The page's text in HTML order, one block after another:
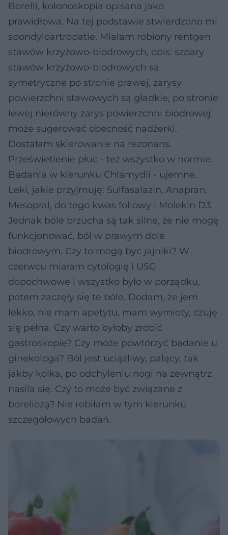
Borelli, kolonoskopia opisana jako
prawidłowa. Na tej podstawie stwierdzono mi
spondyloartropatie. Miałam robiony rentgen
stawów krzyżowo-biodrowych, opis: szpary
stawów krzyżowo-biodrowych są
symetryczne po stronie prawej, zarysy
powierzchni stawowych są gładkie, po stronie
lewej nierówny zarys powierzchni biodrowej
może sugerować obecność nadżerki.
Dostałam skierowanie na rezonans.
Prześwietlenie płuc - też wszystko w normie.
Badania w kierunku Chlamydii - ujemne.
Leki, jakie przyjmuję: Sulfasalazin, Anapran,
Mesopral, do tego kwas foliowy i Molekin D3.
Jednak bóle brzucha są tak silne, że nie mogę
funkcjonować, ból w prawym dole
biodrowym. Czy to mogą być jajniki? W
czerwcu miałam cytologię i USG
dopochwowe i wszystko było w porządku,
potem zaczęły się te bóle. Dodam, że jem
lekko, nie mam apetytu, mam wymioty, czuję
się pełna. Czy warto byłoby zrobić
gastroskopię? Czy może powtórzyć badanie u
ginekologa? Ból jest uciążliwy, palący, tak
jakby kolka, po odchyleniu nogi na zewnątrz
nasila się. Czy to może być związane z
boreliozą? Nie robiłam w tym kierunku
szczegółowych badań.